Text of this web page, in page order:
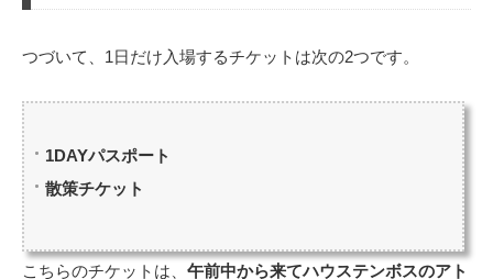
つづいて、1日だけ入場するチケットは次の2つです。
1DAYパスポート
散策チケット
こちらのチケットは、 午前中から来てハウステンボスのアト